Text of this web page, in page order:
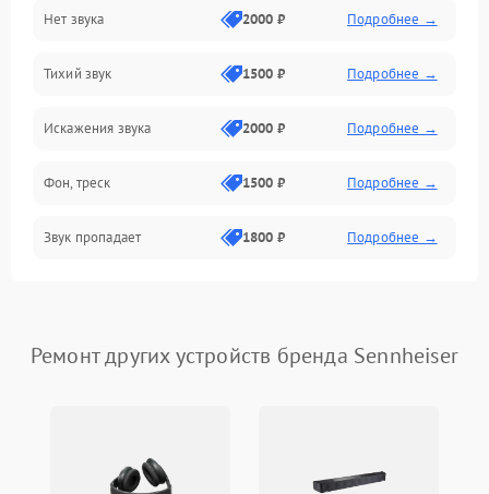
Управление
ПО
Нет звука 2000 ₽ Подробнее →
Тихий звук 1500 ₽ Подробнее →
Искажения звука 2000 ₽ Подробнее →
Фон, треск 1500 ₽ Подробнее →
Звук пропадает 1800 ₽ Подробнее →
Ремонт других устройств бренда Sennheiser